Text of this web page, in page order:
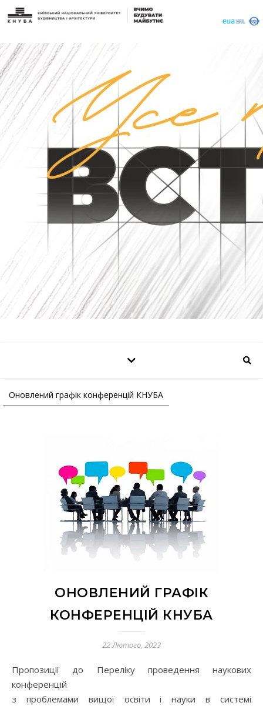
Оновлений графік конференцій КНУБА
ОНОВЛЕНИЙ ГРАФІК
КОНФЕРЕНЦІЙ КНУБА
22 Лютого, 2023
Пропозиції до Переліку проведення наукових
конференцій
з проблемами вищої освіти і науки в системі